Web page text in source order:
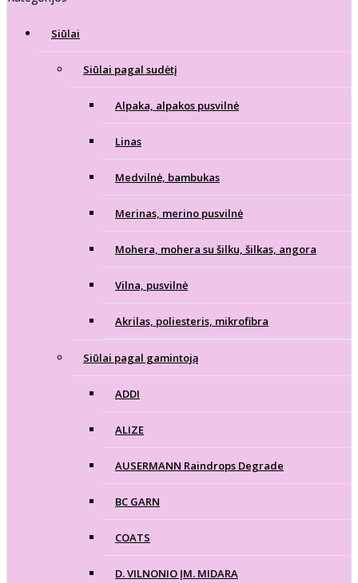
Siūlai
Siūlai pagal sudėtį
Alpaka, alpakos pusvilnė
Linas
Medvilnė, bambukas
Merinas, merino pusvilnė
Mohera, mohera su šilku, šilkas, angora
Vilna, pusvilnė
Akrilas, poliesteris, mikrofibra
Siūlai pagal gamintoją
ADDI
ALIZE
AUSERMANN Raindrops Degrade
BC GARN
COATS
D. VILNONIO ĮM. MIDARA